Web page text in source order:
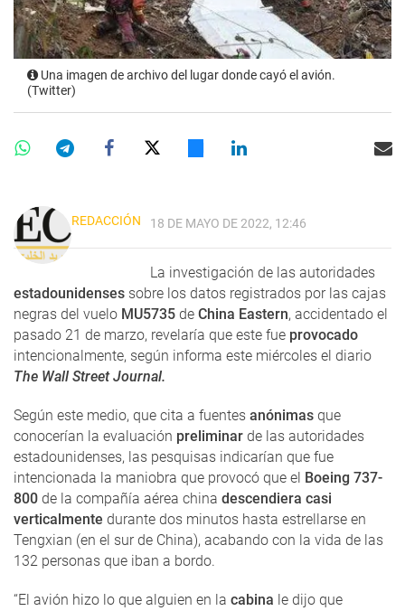
Una imagen de archivo del lugar donde cayó el avión.
(Twitter)
REDACCIÓN 18 DE MAYO DE 2022, 12:46
La investigación de las autoridades
estadounidenses sobre los datos registrados por las cajas
negras del vuelo MU5735 de China Eastern, accidentado el
pasado 21 de marzo, revelaría que este fue provocado
intencionalmente, según informa este miércoles el diario
The Wall Street Journal.
Según este medio, que cita a fuentes anónimas que
conocerían la evaluación preliminar de las autoridades
estadounidenses, las pesquisas indicarían que fue
intencionada la maniobra que provocó que el Boeing 737-
800 de la compañía aérea china descendiera casi
verticalmente durante dos minutos hasta estrellarse en
Tengxian (en el sur de China), acabando con la vida de las
132 personas que iban a bordo.
“El avión hizo lo que alguien en la cabina le dijo que